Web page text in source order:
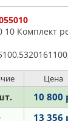
10 Комплект
Цена
10 800
13 356